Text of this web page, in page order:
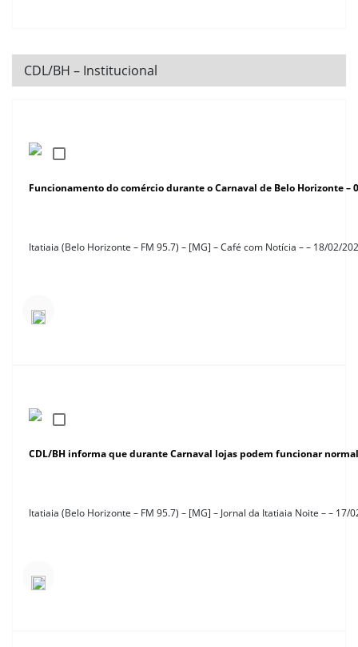
CDL/BH – Institucional
Funcionamento do comércio durante o Carnaval de Belo Horizonte –
Itatiaia (Belo Horizonte – FM 95.7) – [MG] – Café com Notícia – – 18/02/
CDL/BH informa que durante Carnaval lojas podem funcionar
Itatiaia (Belo Horizonte – FM 95.7) – [MG] – Jornal da Itatiaia Noite – – 17/